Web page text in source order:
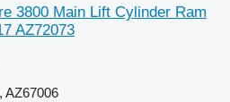
3800 Main Lift Cylinder Ram
AZ72073
AZ67006